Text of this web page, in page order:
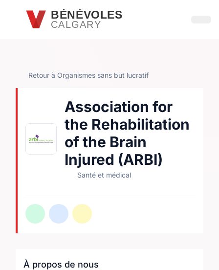
Passer au contenu principal
BÉNÉVOLES
CALGARY
Retour à Organismes sans but lucratif
Association for
the Rehabilitation
of the Brain
Injured (ARBI)
Santé et médical
À propos de nous